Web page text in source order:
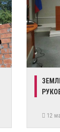
12